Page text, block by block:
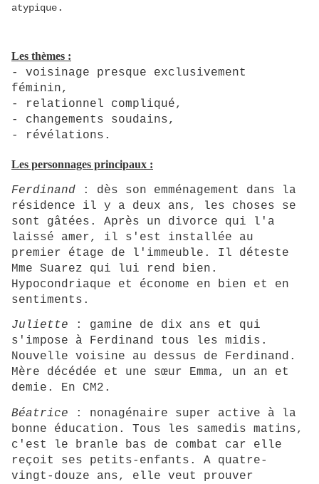
atypique.
Les thèmes :
- voisinage presque exclusivement
féminin,
- relationnel compliqué,
- changements soudains,
- révélations.
Les personnages principaux :
Ferdinand
: dès son emménagement dans la
résidence il y a deux ans, les choses se
sont gâtées. Après un divorce qui l'a
laissé amer, il s'est installée au
premier étage de l'immeuble. Il déteste
Mme Suarez qui lui rend bien.
Hypocondriaque et économe en bien et en
sentiments.
Juliette
: gamine de dix ans et qui
s'impose à Ferdinand tous les midis.
Nouvelle voisine au dessus de Ferdinand.
Mère décédée et une sœur Emma, un an et
demie. En CM2.
Béatrice
: nonagénaire super active à la
bonne éducation. Tous les samedis matins,
c'est le branle bas de combat car elle
reçoit ses petits-enfants. A quatre-
vingt-douze ans, elle veut prouver